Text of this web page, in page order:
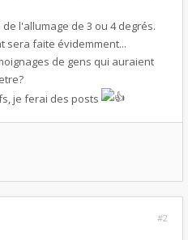
l'allumage de 3 ou 4 degrés.
sera faite évidemment...
de gens qui auraient
je ferai des posts
#2